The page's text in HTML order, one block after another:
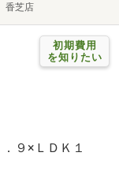
香芝店
初期費用
を知りたい
９×ＬＤＫ１